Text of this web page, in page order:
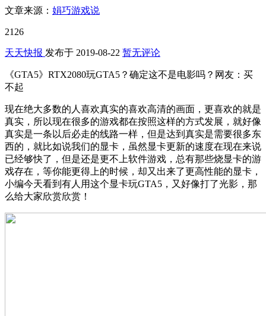
文章来源： 娟巧游戏说
2126
天天快报 发布于 2019-08-22 暂无评论
《GTA5》RTX2080玩GTA5？确定这不是电影吗？网友：买
不起
现在绝大多数的人喜欢真实的喜欢高清的画面，更喜欢的就是
真实，所以现在很多的游戏都在按照这样的方式发展，就好像
真实是一条以后必走的线路一样，但是达到真实是需要很多东
西的，就比如说我们的显卡，虽然显卡更新的速度在现在来说
已经够快了，但是还是更不上软件游戏，总有那些烧显卡的游
戏存在，等你能更得上的时候，却又出来了更高性能的显卡，
小编今天看到有人用这个显卡玩GTA5，又好像打了光影，那
么给大家欣赏欣赏！